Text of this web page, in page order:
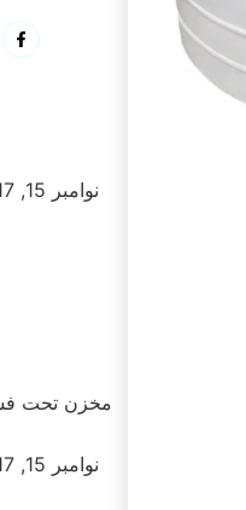
نوامبر 15, 2017
مخزن تحت
نوامبر 15, 2017